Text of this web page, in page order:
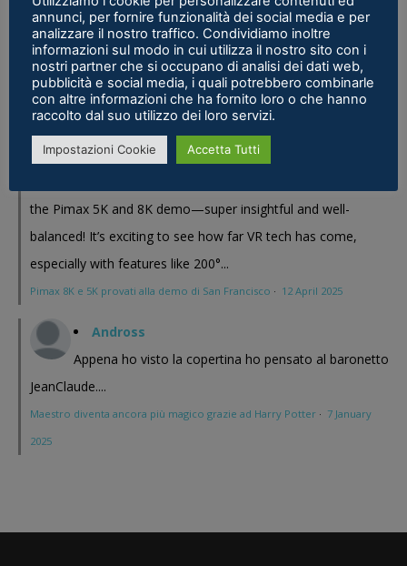
Quest - VR ITALIA ·25 February 2026
Fabio
Se fosse disponibile lo prenderei al volo
Samsung Galaxy XR è realtà, ma ne avevamo bisogno?
Eric Marcus
the Pimax 5K and 8K demo—super insightful and well-
balanced! It’s exciting to see how far VR tech has come,
especially with features like 200°...
Pimax 8K e 5K provati alla demo di San Francisco · 12 April 2025
Andross
Appena ho visto la copertina ho pensato al baronetto
JeanClaude....
Maestro diventa ancora più magico grazie ad Harry Potter · 7 January
2025
annunci, per fornire funzionalità dei social media e per
analizzare il nostro traffico. Condividiamo inoltre
informazioni sul modo in cui utilizza il nostro sito con i
nostri partner che si occupano di analisi dei dati web,
pubblicità e social media, i quali potrebbero combinarle
con altre informazioni che ha fornito loro o che hanno
raccolto dal suo utilizzo dei loro servizi.
Impostazioni Cookie Accetta Tutti